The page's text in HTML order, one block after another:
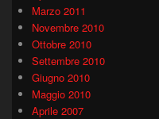
Marzo 2011
Novembre 2010
Ottobre 2010
Settembre 2010
Giugno 2010
Maggio 2010
Aprile 2007